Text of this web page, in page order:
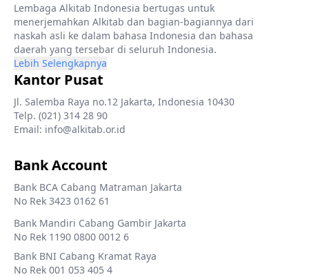
Lembaga Alkitab Indonesia bertugas untuk
menerjemahkan Alkitab dan bagian-bagiannya dari
naskah asli ke dalam bahasa Indonesia dan bahasa
daerah yang tersebar di seluruh Indonesia.
Lebih Selengkapnya
Kantor Pusat
Jl. Salemba Raya no.12 Jakarta, Indonesia 10430
Telp. (021) 314 28 90
Email: info@alkitab.or.id
Bank Account
Bank BCA Cabang Matraman Jakarta
No Rek 3423 0162 61
Bank Mandiri Cabang Gambir Jakarta
No Rek 1190 0800 0012 6
Bank BNI Cabang Kramat Raya
No Rek 001 053 405 4